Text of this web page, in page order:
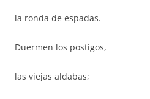
la ronda de espadas.
Duermen los postigos,
las viejas aldabas;